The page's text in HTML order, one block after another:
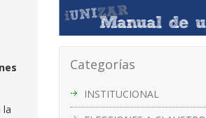
Categorías
INSTITUCIONAL
la